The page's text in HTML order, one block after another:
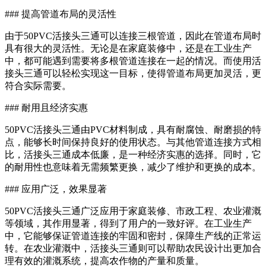
### 提高管道布局的灵活性
由于50PVC活接头三通可以连接三根管道，因此在管道布局时
具有很大的灵活性。无论是在家庭装修中，还是在工业生产
中，都可能遇到需要将多根管道连接在一起的情况。而使用活
接头三通可以轻松实现这一目标，使得管道布局更加灵活，更
符合实际需要。
### 耐用且经济实惠
50PVC活接头三通由PVC材料制成，具有耐腐蚀、耐磨损的特
点，能够长时间保持良好的使用状态。与其他管道连接方式相
比，活接头三通成本低廉，是一种经济实惠的选择。同时，它
的耐用性也意味着无需频繁更换，减少了维护和更换的成本。
### 应用广泛，效果显著
50PVC活接头三通广泛应用于家庭装修、市政工程、农业灌溉
等领域，其作用显著，得到了用户的一致好评。在工业生产
中，它能够保证管道连接的牢固和密封，保障生产线的正常运
转。在农业灌溉中，活接头三通则可以帮助农民设计出更加合
理有效的灌溉系统，提高农作物的产量和质量。